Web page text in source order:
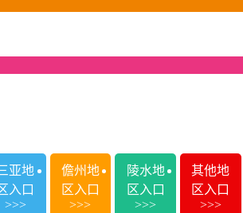
亚地
入口
>>>
儋州地
区入口
>>>
陵水地
区入口
>>>
其他地
区入口
>>>